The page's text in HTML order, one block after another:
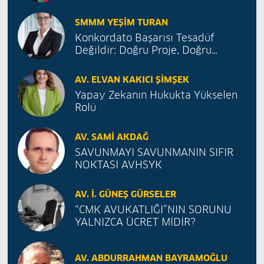
SMMM YEŞIM TURAN
Konkordato Başarısı Tesadüf
Değildir: Doğru Proje, Doğru
AV. ELVAN KAKICI ŞIMŞEK
Yapay Zekanın Hukukta Yükselen
Rolü
AV. SAMI AKDAĞ
SAVUNMAYI SAVUNMANIN SIFIR
NOKTASI AVHSYK
AV. İ. GÜNEŞ GÜRSELER
“CMK AVUKATLIĞI”NIN SORUNU
YALNIZCA ÜCRET MİDİR?
AV. ABDURRAHMAN BAYRAMOĞLU